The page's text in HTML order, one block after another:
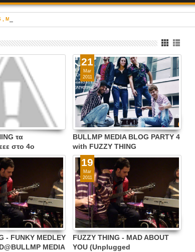
, Metropolitan Expo
τα
στο 4o
BLOG PARTY
στο KITCHEN
BULLMP MEDIA BLOG PARTY 4
with FUZZY THING
LIVE@KITCHEN BAR -
ΠΑΡΑΣΚΕΥΗ 25/3 (ΕΙΣΟΔΟΣ
ΕΛΕΥΘΕΡΗ) !!!
21
Mar
2011
- FUNKY MEDLEY
MEDIA
FUZZY THING - MAD ABOUT
YOU (Unplugged
19
Mar
2011